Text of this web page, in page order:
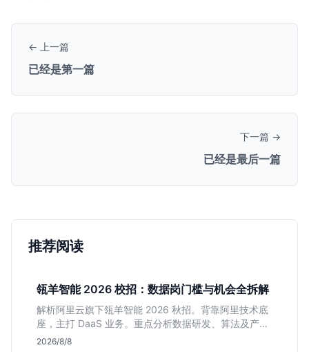
← 上一篇
已经是第一篇
下一篇 →
已经是最后一篇
推荐阅读
瓴羊智能 2026 校招：数据岗门槛与机会全拆解
解析阿里云旗下瓴羊智能 2026 秋招。背靠阿里技术底
座，主打 DaaS 业务。重点分析数据研发、算法及产品
岗的硬性要求，评估 B 端数据路线的成长曲线与抗压挑
2026/8/8